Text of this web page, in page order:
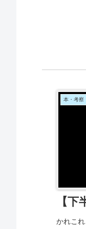
本・考察
【
かれこ